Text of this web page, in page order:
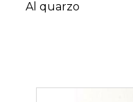
Al quarzo